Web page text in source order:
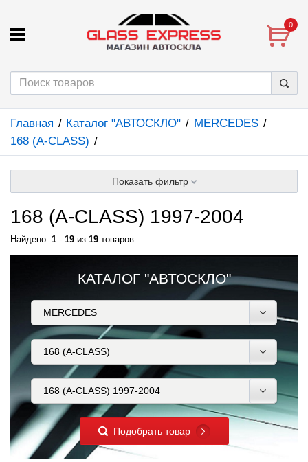
0
Главная Каталог "АВТОСКЛО"
MERCEDES
168 (A-CLASS)
Показать фильтр
168 (A-CLASS) 1997-2004
Найдено: 1 - 19 из 19 товаров
КАТАЛОГ "АВТОСКЛО"
Подобрать товар